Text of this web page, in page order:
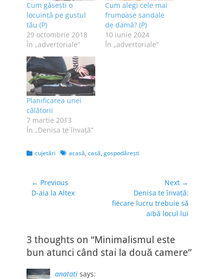
Cum găsești o
locuință pe gustul
tău (P)
29 octombrie 2018
În „advertoriale”
Cum alegi cele mai
frumoase sandale
de damă? (P)
10 iunie 2024
În „advertoriale”
Planificarea unei
călătorii
7 martie 2013
În „Denisa te învaţă”
Categories
cujetări Tagsacasă, casă, gospodăreşti
Navigare
în
← Previous
Previous
D-aia la Altex
Next →
post:
Denisa te învață:
fiecare lucru trebuie să
aibă locul lui
3 thoughts on “Minimalismul este
bun atunci când stai la două camere”
anatati says: